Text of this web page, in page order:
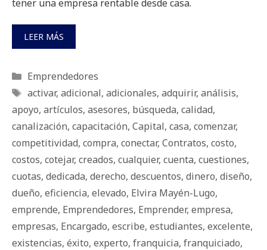
tener una empresa rentable desde casa.
LEER MÁS
Categorías
Emprendedores
Etiquetas
activar, adicional, adicionales, adquirir, análisis,
apoyo, artículos, asesores, búsqueda, calidad,
canalización, capacitación, Capital, casa, comenzar,
competitividad, compra, conectar, Contratos, costo,
costos, cotejar, creados, cualquier, cuenta, cuestiones,
cuotas, dedicada, derecho, descuentos, dinero, diseño,
dueño, eficiencia, elevado, Elvira Mayén-Lugo,
emprende, Emprendedores, Emprender, empresa,
empresas, Encargado, escribe, estudiantes, excelente,
existencias, éxito, experto, franquicia, franquiciado,